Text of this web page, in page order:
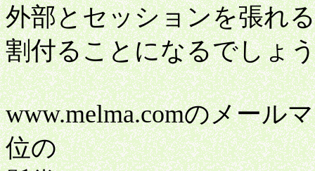
外部とセッションを張れ
割付ることになるでしょ
www.melma.comのメール
位の